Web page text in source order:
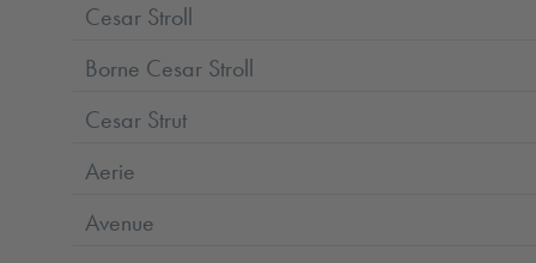
Cesar Stroll
Borne Cesar Stroll
Cesar Strut
Aerie
Avenue